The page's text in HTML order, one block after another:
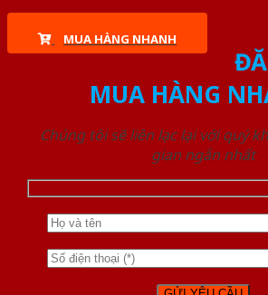
MUA HÀNG NHANH
MUA HÀNG
Chúng tôi sẽ liên lạc lại với quý
gian ngắn nhất